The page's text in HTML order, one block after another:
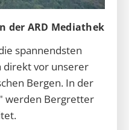
der ARD Mediathek
spannendsten
direkt vor unserer
Bergen. In der
werden Bergretter